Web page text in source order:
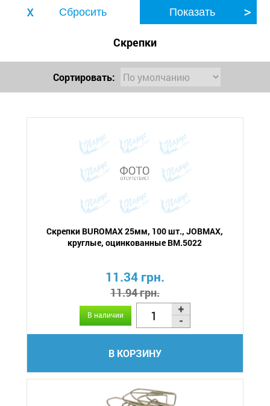
Скрепки
Сортировать:
Скрепки BUROMAX 25мм, 100 шт., JOBMAX,
круглые, оцинкованные BM.5022
11.34 грн.
11.94 грн.
В наличии
В КОРЗИНУ